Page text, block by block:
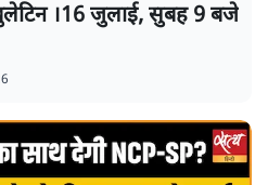
।16 जुलाई, सुबह 9 बजे